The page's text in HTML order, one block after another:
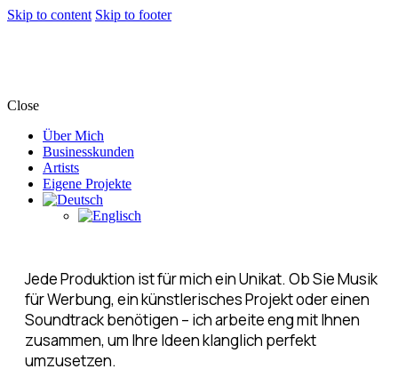
Skip to content Skip to footer
Close
Über Mich
Businesskunden
Artists
Eigene Projekte
Jede Produktion ist für mich ein Unikat. Ob Sie Musik
für Werbung, ein künstlerisches Projekt oder einen
Soundtrack benötigen – ich arbeite eng mit Ihnen
zusammen, um Ihre Ideen klanglich perfekt
umzusetzen.